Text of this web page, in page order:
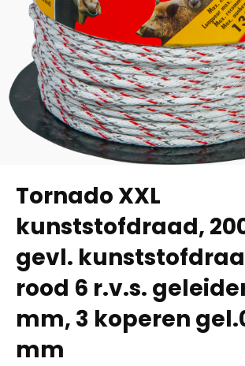
Tornado XXL
kunststofdraad,
gevl.
rood 6 r.v.s.
mm, 3 koperen
mm